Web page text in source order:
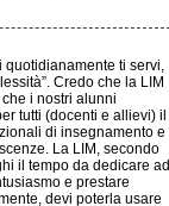
quotidianamente ti servi,
Credo che la LIM
i nostri alunni
tutti (docenti e allievi) il
di insegnamento e
La LIM, secondo
il tempo da dedicare ad
e prestare
devi poterla usare